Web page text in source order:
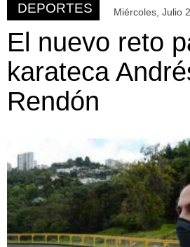
DEPORTES Miércoles, Julio
El nuevo reto
karateca
Rendón